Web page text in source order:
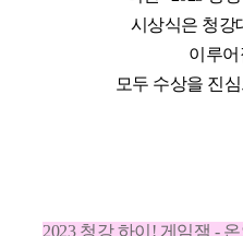
시상식은 청강
이루
모두 수상을 진
2023 청강 하이! 게임잼 -